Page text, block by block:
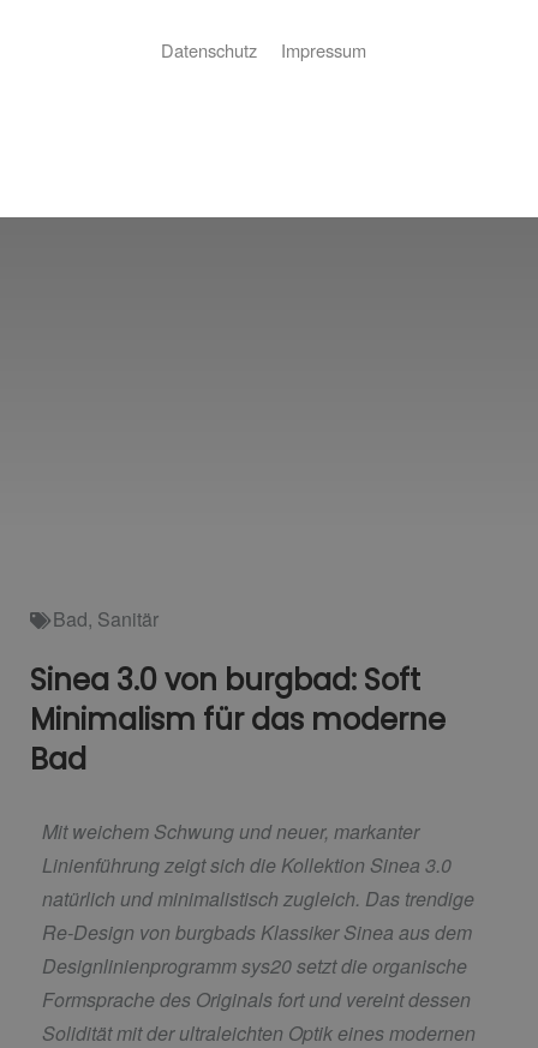
Bad, Sanitär
Sinea 3.0 von burgbad: Soft
Minimalism für das moderne
Bad
Mit weichem Schwung und neuer, markanter
Linienführung zeigt sich die Kollektion Sinea 3.0
natürlich und minimalistisch zugleich. Das trendige
Re-Design von burgbads Klassiker Sinea aus dem
Designlinienprogramm sys20 setzt die organische
Formsprache des Originals fort und vereint dessen
Solidität mit der ultraleichten Optik eines modernen
Datenschutz Impressum